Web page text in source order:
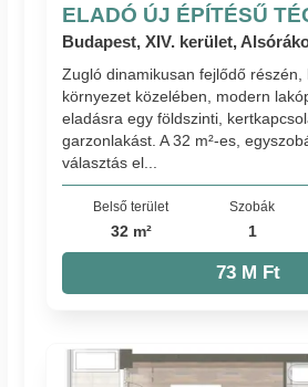
ELADÓ ÚJ ÉPÍTÉSŰ
Budapest, XIV. kerület,
Zugló dinamikusan fejlődő részén,
környezet közelében, modern
eladásra egy földszinti,
garzonlakást. A 32 m²-es,
választás el...
Belső terület
32 m²
Szobák
1
73 M Ft